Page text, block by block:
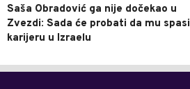
Saša Obradović ga nije dočekao u
Zvezdi: Sada će probati da mu spasi
karijeru u Izraelu